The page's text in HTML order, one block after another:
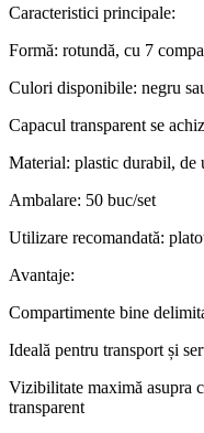
Caracteristici principale:
Formă: rotundă, cu 7
Culori disponibile: negru
Capacul transparent se
Material: plastic durabil, de
Ambalare: 50 buc/set
Utilizare recomandată:
Avantaje:
Compartimente bine
Ideală pentru transport și
Vizibilitate maximă asupra
transparent